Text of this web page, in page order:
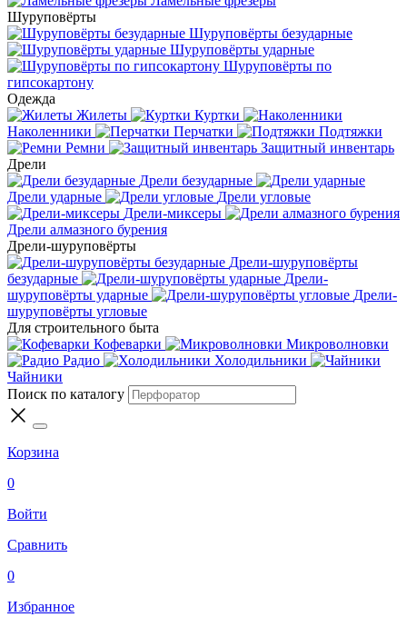
Шуруповёрты
Шуруповёрты безударные
Шуруповёрты ударные
Шуруповёрты по
гипсокартону
Одежда
Жилеты
Куртки
Наколенники
Перчатки
Подтяжки
Ремни
Защитный инвентарь
Дрели
Дрели безударные
Дрели ударные
Дрели угловые
Дрели-миксеры
Дрели алмазного бурения
Дрели-шуруповёрты
Дрели-шуруповёрты
безударные
Дрели-
шуруповёрты ударные
Дрели-
шуруповёрты угловые
Для строительного быта
Кофеварки
Микроволновки
Радио
Холодильники
Чайники
Поиск по каталогу
Корзина
0
Войти
Сравнить
0
Избранное